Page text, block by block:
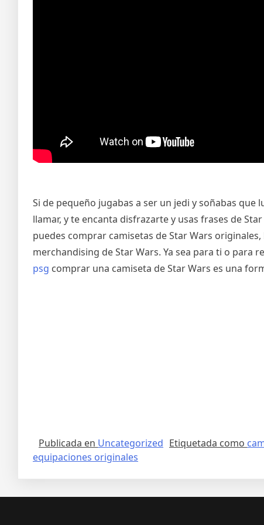
Si de pequeño jugabas a ser un jedi y soñabas que
llamar, y te encanta disfrazarte y usas frases de
puedes comprar camisetas de Star Wars originales,
merchandising de Star Wars. Ya sea para ti o para
psg comprar una camiseta de Star Wars es una
Publicada en Uncategorized Etiquetada como
equipaciones originales